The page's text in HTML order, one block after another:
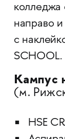
колледжа
направо
с
SCHOOL.
Кампус
(м.
HSE